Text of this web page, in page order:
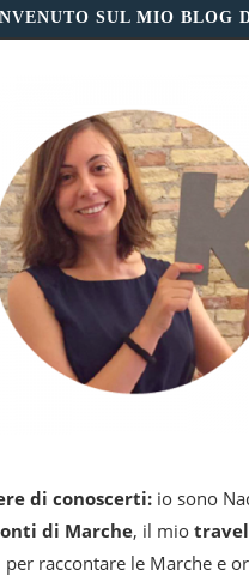
SUL MIO BLOG
di conoscerti: io sono
di Marche, il mio
per raccontare le Marche e